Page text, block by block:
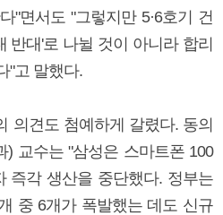
"면서도 "그렇지만 5·6호기 건
반대'로 나뉠 것이 아니라 합리
"고 말했다.
의견도 첨예하게 갈렸다. 동의
) 교수는 "삼성은 스마트폰 100
즉각 생산을 중단했다. 정부는
중 6개가 폭발했는 데도 신규